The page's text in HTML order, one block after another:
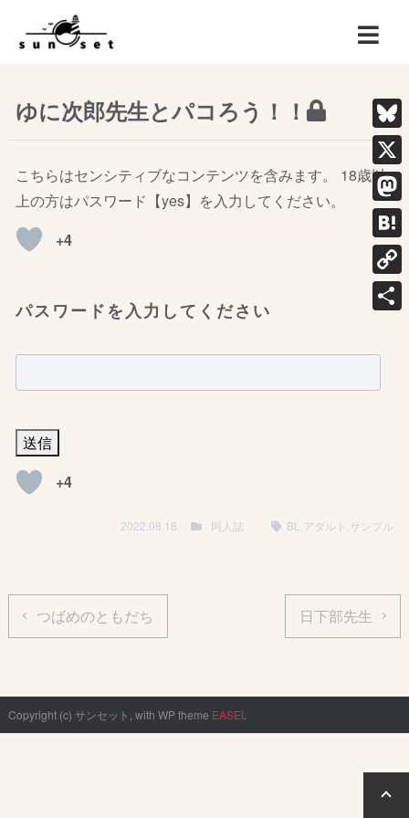
ゆに次郎先生とパコろう！！
こちらはセンシティブなコンテンツを含みます。 18歳以
上の方はパスワード【yes】を入力してください。
+4
パスワードを入力してください
+4
2022.08.18 同人誌 BL アダルト サンプル
つばめのともだち 日下部先生
Copyright (c) サンセット, with WP theme EASEL
X
Copy
Link
有